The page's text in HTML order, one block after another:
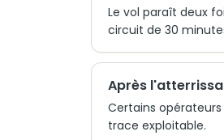
Le vol paraît deux
circuit de 30
Après
Certains
trace exploitable.